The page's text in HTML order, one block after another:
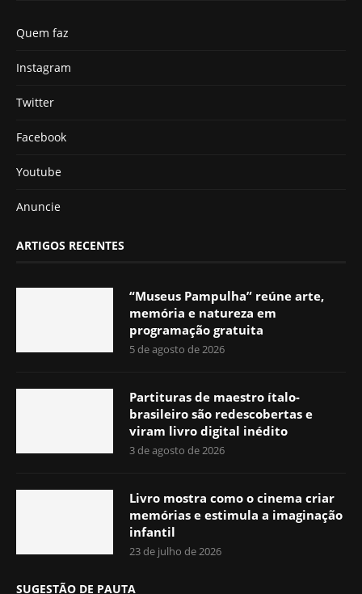
Quem faz
Instagram
Twitter
Facebook
Youtube
Anuncie
ARTIGOS RECENTES
“Museus Pampulha” reúne arte,
memória e natureza em
programação gratuita
5 de agosto de 2026
Partituras de maestro ítalo-
brasileiro são redescobertas e
viram livro digital inédito
3 de agosto de 2026
Livro mostra como o cinema criar
memórias e estimula a imaginação
infantil
23 de julho de 2026
SUGESTÃO DE PAUTA